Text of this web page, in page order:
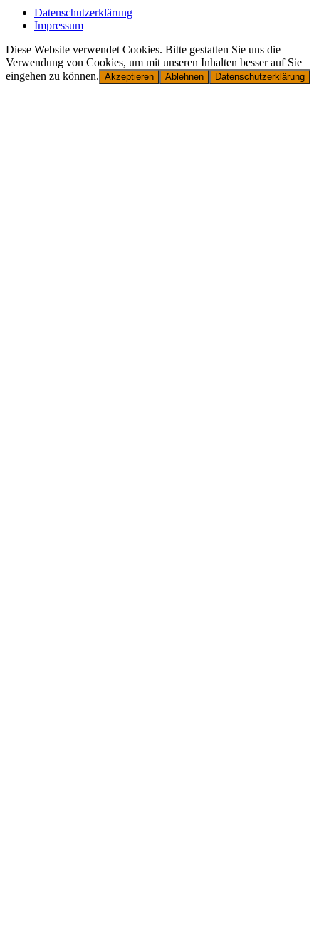
Datenschutzerklärung
Impressum
Diese Website verwendet Cookies. Bitte gestatten Sie uns die
Verwendung von Cookies, um mit unseren Inhalten besser auf Sie
eingehen zu können. Akzeptieren Ablehnen Datenschutzerklärung